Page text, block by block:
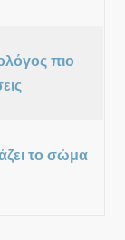
πιο
το σώμα